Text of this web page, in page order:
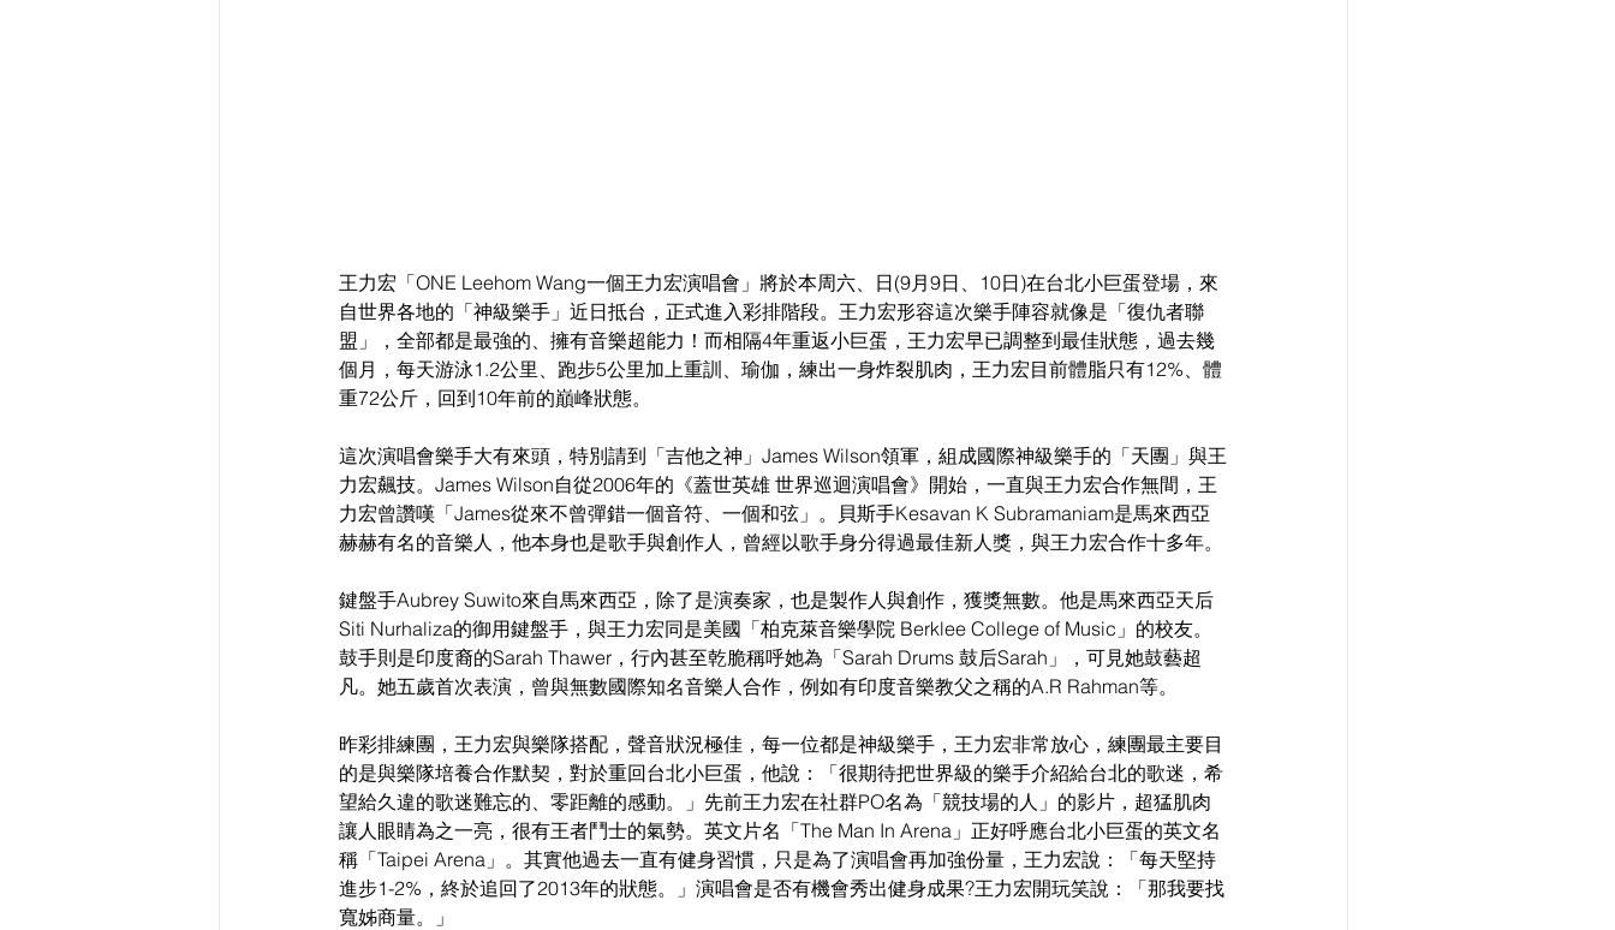
王力宏「ONE Leehom Wang一個王力宏演唱會」將於本周六、日(9月9日、10日)在台北小巨蛋登場，來
自世界各地的「神級樂手」近日抵台，正式進入彩排階段。王力宏形容這次樂手陣容就像是「復仇者聯
盟」，全部都是最強的、擁有音樂超能力！而相隔4年重返小巨蛋，王力宏早已調整到最佳狀態，過去幾
個月，每天游泳1.2公里、跑步5公里加上重訓、瑜伽，練出一身炸裂肌肉，王力宏目前體脂只有12%、體
重72公斤，回到10年前的巔峰狀態。
這次演唱會樂手大有來頭，特別請到「吉他之神」James Wilson領軍，組成國際神級樂手的「天團」與王
力宏飆技。James Wilson自從2006年的《蓋世英雄 世界巡迴演唱會》開始，一直與王力宏合作無間，王
力宏曾讚嘆「James從來不曾彈錯一個音符、一個和弦」。貝斯手Kesavan K Subramaniam是馬來西亞
赫赫有名的音樂人，他本身也是歌手與創作人，曾經以歌手身分得過最佳新人獎，與王力宏合作十多年。
鍵盤手Aubrey Suwito來自馬來西亞，除了是演奏家，也是製作人與創作，獲獎無數。他是馬來西亞天后
Siti Nurhaliza的御用鍵盤手，與王力宏同是美國「柏克萊音樂學院 Berklee College of Music」的校友。
鼓手則是印度裔的Sarah Thawer，行內甚至乾脆稱呼她為「Sarah Drums 鼓后Sarah」，可見她鼓藝超
凡。她五歲首次表演，曾與無數國際知名音樂人合作，例如有印度音樂教父之稱的A.R Rahman等。
昨彩排練團，王力宏與樂隊搭配，聲音狀況極佳，每一位都是神級樂手，王力宏非常放心，練團最主要目
的是與樂隊培養合作默契，對於重回台北小巨蛋，他說：「很期待把世界級的樂手介紹給台北的歌迷，希
望給久違的歌迷難忘的、零距離的感動。」先前王力宏在社群PO名為「競技場的人」的影片，超猛肌肉
讓人眼睛為之一亮，很有王者鬥士的氣勢。英文片名「The Man In Arena」正好呼應台北小巨蛋的英文名
稱「Taipei Arena」。其實他過去一直有健身習慣，只是為了演唱會再加強份量，王力宏說：「每天堅持
進步1-2%，終於追回了2013年的狀態。」演唱會是否有機會秀出健身成果?王力宏開玩笑說：「那我要找
寬姊商量。」